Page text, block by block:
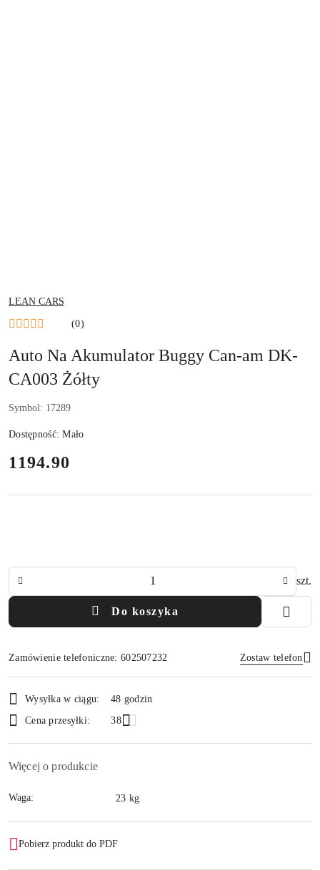
NAZWA
PRODUCENTA:
LEAN CARS
(0)
Auto Na Akumulator Buggy Can-am DK-
CA003 Żółty
Symbol: 17289
Dostępność:Mało
cena:
1194.90
szt.
Do koszyka
Zamówienie telefoniczne: 602507232 Zostaw telefon
i
dostawa
Wysyłka w ciągu:
48 godzin
Cena przesyłki:
38
Więcej o produkcie
Waga: 23 kg
Pobierz produkt do PDF